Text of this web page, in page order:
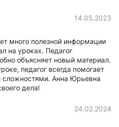
14.05.2023
много полезной информации
на уроках. Педагог
объясняет новый материал.
педагог всегда помогает
сложностями. Анна Юрьевна
дела!
24.02.2024